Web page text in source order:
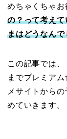
めちゃくちゃお
の？って考え
まはどうなん
この記事では
までプレミア
メサイトから
めていきます。